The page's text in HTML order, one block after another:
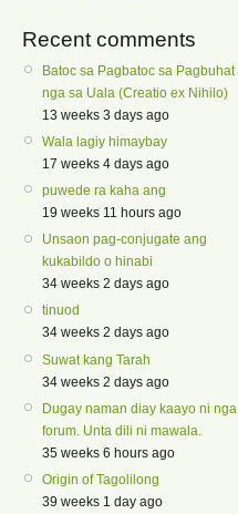
Recent comments
Batoc sa Pagbatoc sa Pagbuhat
nga sa Uala (Creatio ex Nihilo)
13 weeks 3 days ago
Wala lagiy himaybay
17 weeks 4 days ago
puwede ra kaha ang
19 weeks 11 hours ago
Unsaon pag-conjugate ang
kukabildo o hinabi
34 weeks 2 days ago
tinuod
34 weeks 2 days ago
Suwat kang Tarah
34 weeks 2 days ago
Dugay naman diay kaayo ni nga
forum. Unta dili ni mawala.
35 weeks 6 hours ago
Origin of Tagolilong
39 weeks 1 day ago